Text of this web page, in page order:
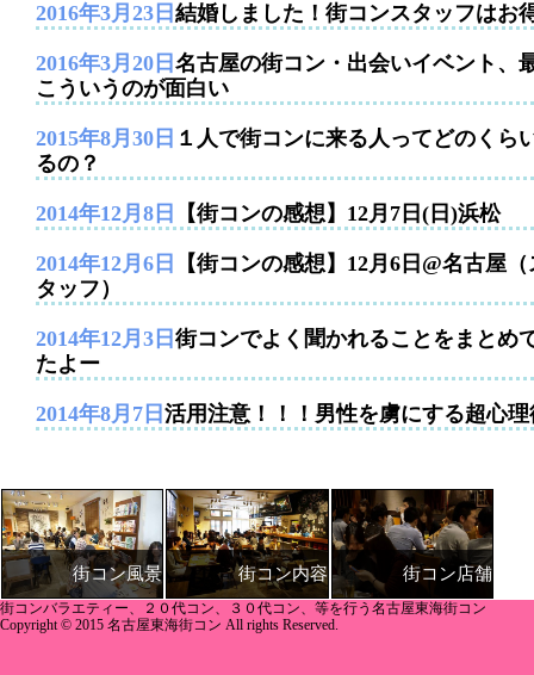
2016年3月23日 結婚しました！街コンスタッフはお
2016年3月20日 名古屋の街コン・出会いイベント、
こういうのが面白い
2015年8月30日 １人で街コンに来る人ってどのくら
るの？
2014年12月8日 【街コンの感想】12月7日(日)浜松
2014年12月6日
【街コンの感想】12月6日@名古屋（
タッフ）
2014年12月3日 街コンでよく聞かれることをまとめ
たよー
2014年8月7日 活用注意！！！男性を虜にする超心理
街コン風景 街コン内容 街コン店舗
街コンバラエティー、２０代コン、３０代コン、等を行う名古屋東海街コン
Copyright © 2015 名古屋東海街コン All rights Reserved.